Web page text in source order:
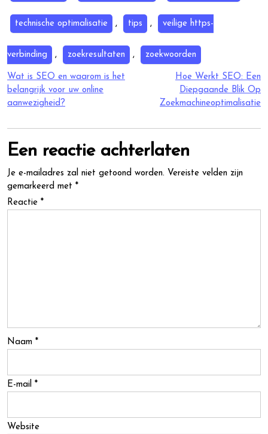
technische optimalisatie , tips , veilige https-
verbinding , zoekresultaten , zoekwoorden
Berichtnavigatie
Wat is SEO en waarom is het
belangrijk voor uw online
aanwezigheid?
Hoe Werkt SEO: Een
Diepgaande Blik Op
Zoekmachineoptimalisatie
Een reactie achterlaten
Je e-mailadres zal niet getoond worden. Vereiste velden zijn
gemarkeerd met *
Reactie *
Naam *
E-mail *
Website